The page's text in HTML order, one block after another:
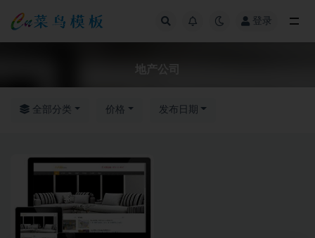
登录
地产公司
全部分类 价格 发布日期